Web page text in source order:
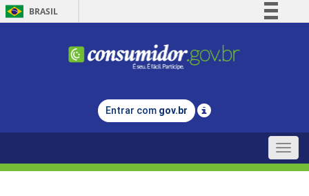
BRASIL
Comunica BR
Legislação
Entrar com gov.br
Toggle